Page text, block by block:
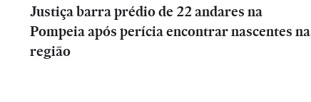
Justiça barra prédio de 22 andares na
Pompeia após perícia encontrar nascentes na
região